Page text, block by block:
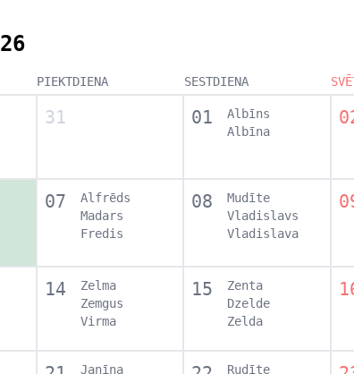
PIEKTDIENA SESTDIENA
31 01
Albīns
Albīna
07
Alfrēds
Madars
Fredis
08
Mudīte
Vladislavs
Vladislava
14
Zelma
Zemgus
Virma
15
Zenta
Dzelde
Zelda
Janīna Rudīte